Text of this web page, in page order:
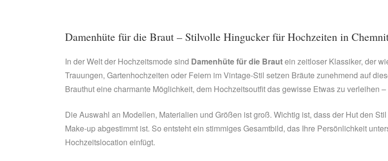
Damenhüte für die Braut – Stilvolle Hingucker für Hochzeiten in
In der Welt der Hochzeitsmode sind Damenhüte für die Brautein zeitloser Klassiker, der
Trauungen, Gartenhochzeiten oder Feiern im Vintage-Stil setzen Bräute zunehmend auf
Brauthut eine charmante Möglichkeit, dem Hochzeitsoutfit das gewisse Etwas zu verleihen
Die Auswahl an Modellen, Materialien und Größen ist groß. Wichtig ist, dass der Hut den
Make-up abgestimmt ist. So entsteht ein stimmiges Gesamtbild, das Ihre Persönlichkeit
Hochzeitslocation einfügt.